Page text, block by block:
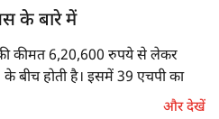
के बारे में
कीमत 6,20,600 रुपये से लेकर
होती है। इसमें 39 एचपी का
और देखें